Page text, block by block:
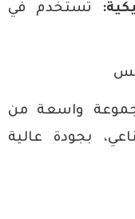
تُستخدم في
واسعة من
بجودة عالية